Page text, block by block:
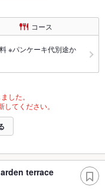
コース
※パンケーキ代別途か
した。
てください。
terrace